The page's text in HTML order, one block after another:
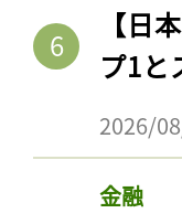
【日
プ1と
2026/
金融